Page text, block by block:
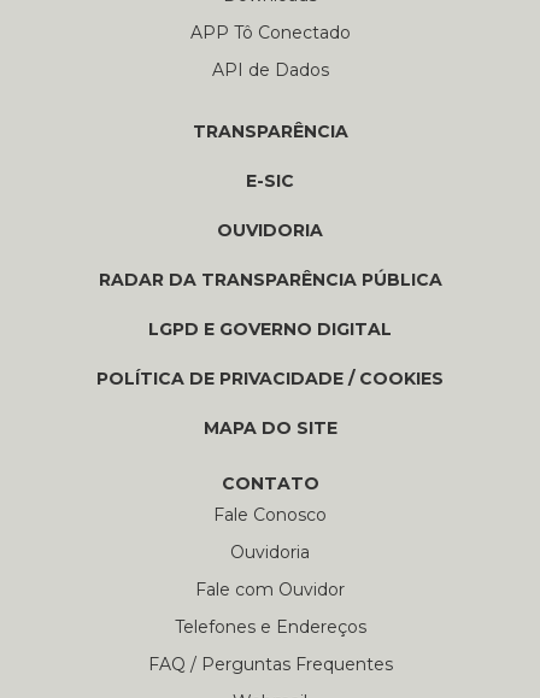
APP Tô Conectado
API de Dados
TRANSPARÊNCIA
E-SIC
OUVIDORIA
RADAR DA TRANSPARÊNCIA PÚBLICA
LGPD E GOVERNO DIGITAL
POLÍTICA DE PRIVACIDADE / COOKIES
MAPA DO SITE
CONTATO
Fale Conosco
Ouvidoria
Fale com Ouvidor
Telefones e Endereços
FAQ / Perguntas Frequentes